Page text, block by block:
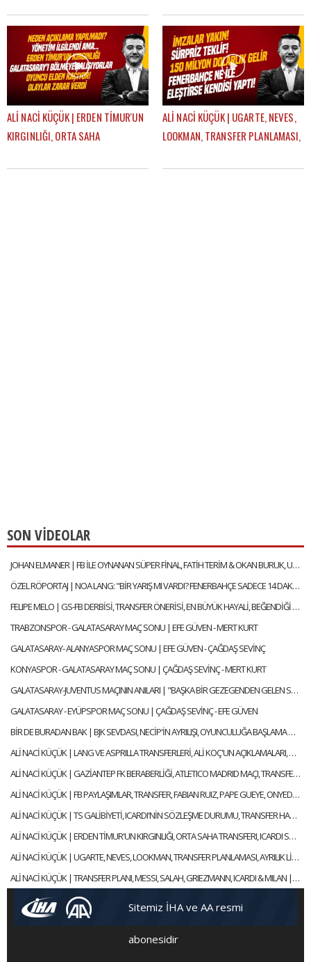
GALATASARAY
GALATASARAY
ALİ NACİ KÜÇÜK | ERDEN TİMUR'UN
KIRGINLIĞI, ORTA SAHA
GÜNDEM GALATASARAY
ALİ NACİ KÜÇÜK | UGARTE, NEVES,
LOOKMAN, TRANSFER PLANLAMASI,
GALATASARAY
SON VİDEOLAR
JOHAN ELMANER | FB İLE OYNANAN SÜPER FİNAL, FATİH TERİM & OKAN BURUK, UĞURCAN ÇAKIR MI? MUSLERA MI?
ÖZEL RÖPORTAJ | NOA LANG: "BİR YARIŞ MI VARDI? FENERBAHÇE SADECE 14 DAKİKA LİDER OLDU"
FELIPE MELO | GS-FB DERBİSİ, TRANSFER ÖNERİSİ, EN BÜYÜK HAYALİ, BEĞENDİĞİ FENERBAHÇELİ
TRABZONSPOR - GALATASARAY MAÇ SONU | EFE GÜVEN - MERT KURT
GALATASARAY- ALANYASPOR MAÇ SONU | EFE GÜVEN - ÇAĞDAŞ SEVİNÇ
KONYASPOR - GALATASARAY MAÇ SONU | ÇAĞDAŞ SEVİNÇ - MERT KURT
GALATASARAY-JUVENTUS MAÇININ ANILARI | "BAŞKA BİR GEZEGENDEN GELEN SNEIJDER'İN GOLÜYLE TURU GEÇTİK"
GALATASARAY - EYÜPSPOR MAÇ SONU | ÇAĞDAŞ SEVİNÇ - EFE GÜVEN
BİR DE BURADAN BAK | BJK SEVDASI, NECİP'İN AYRILIŞI, OYUNCULUĞA BAŞLAMA HİKAYESİ | FEYYAZ ŞERİFOĞLU
ALİ NACİ KÜÇÜK | LANG VE ASPRILLA TRANSFERLERİ, ALİ KOÇ'UN AÇIKLAMALARI, OULAI | GÜNDEM GALATASARAY
ALİ NACİ KÜÇÜK | GAZİANTEP FK BERABERLİĞİ, ATLETICO MADRID MAÇI, TRANSFER | GÜNDEM GALATASARAY
ALİ NACİ KÜÇÜK | FB PAYLAŞIMLAR, TRANSFER, FABIAN RUIZ, PAPE GUEYE, ONYEDIKA | GÜNDEM GALATASARAY
ALİ NACİ KÜÇÜK | TS GALİBİYETİ, ICARDI'NİN SÖZLEŞME DURUMU, TRANSFER HABERLERİ | GÜNDEM GALATASARAY
ALİ NACİ KÜÇÜK | ERDEN TİMUR'UN KIRGINLIĞI, ORTA SAHA TRANSFERI, ICARDI SÜRECİ | GÜNDEM GALATASARAY
ALİ NACİ KÜÇÜK | UGARTE, NEVES, LOOKMAN, TRANSFER PLANLAMASI, AYRILIK LİSTESİ | GÜNDEM GALATASARAY
ALİ NACİ KÜÇÜK | TRANSFER PLANI, MESSI, SALAH, GRIEZMANN, ICARDI & MILAN | GÜNDEM GALATASARAY
Sitemiz İHA ve AA resmi
abonesidir